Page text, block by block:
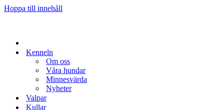
Hoppa till innehåll
Kenneln
Om oss
Våra hundar
Minnesvärda
Nyheter
Valpar
Kullar